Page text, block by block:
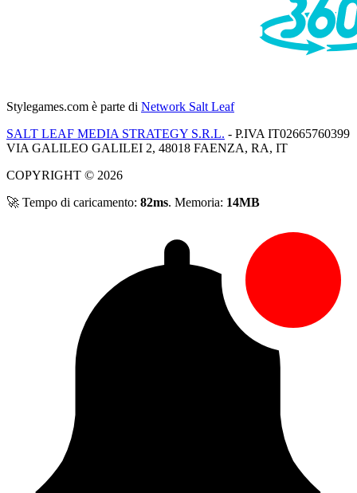
Stylegames.com è parte di Network Salt Leaf
SALT LEAF MEDIA STRATEGY S.R.L. - P.IVA IT02665760399
VIA GALILEO GALILEI 2, 48018 FAENZA, RA, IT
COPYRIGHT © 2026
🚀 Tempo di caricamento: 82ms. Memoria: 14MB